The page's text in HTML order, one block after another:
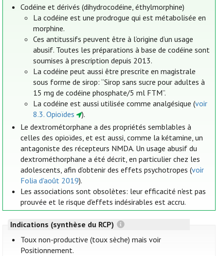
Codéine et dérivés (dihydrocodéine, éthylmorphine)
La codéine est une prodrogue qui est métabolisée en
morphine.
Ces antitussifs peuvent être à l’origine d’un usage
abusif. Toutes les préparations à base de codéine sont
soumises à prescription depuis 2013.
La codéine peut aussi être prescrite en magistrale
sous forme de sirop: “Sirop sans sucre pour adultes à
15 mg de codéine phosphate/5 ml FTM”.
La codéine est aussi utilisée comme analgésique (voir
8.3. Opioïdes
).
Le dextrométorphane a des propriétés semblables à
celles des opioïdes, et est aussi, comme la kétamine, un
antagoniste des récepteurs NMDA. Un usage abusif du
dextrométhorphane a été décrit, en particulier chez les
adolescents, afin d’obtenir des effets psychotropes (voir
Folia d'août 2019).
Les associations sont obsolètes: leur efficacité n'est pas
prouvée et le risque d'effets indésirables est accru.
Indications (synthèse du RCP)
Toux non-productive (toux sèche) mais voir
Positionnement.